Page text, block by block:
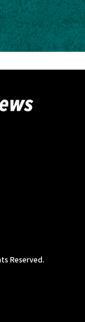
Reserved.